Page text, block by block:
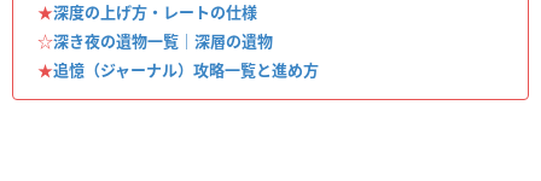
★深度の上げ方・レートの仕様
☆深き夜の遺物一覧｜深層の遺物
★追憶（ジャーナル）攻略一覧と進め方